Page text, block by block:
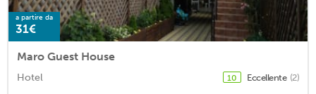
a partire da
31€
Maro Guest House
Hotel 10 Eccellente (2)